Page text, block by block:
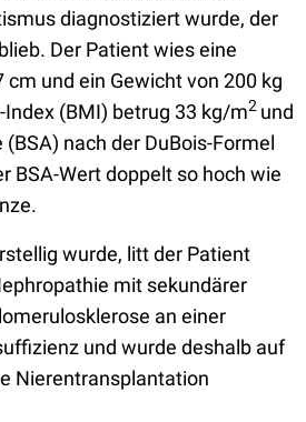
diagnostiziert wurde, der
Der Patient wies eine
cm und ein Gewicht von 200 kg
(BMI) betrug 33 kg/m2 und
nach der DuBois-Formel
BSA-Wert doppelt so hoch wie
wurde, litt der Patient
mit sekundärer
an einer
und wurde deshalb auf
Nierentransplantation